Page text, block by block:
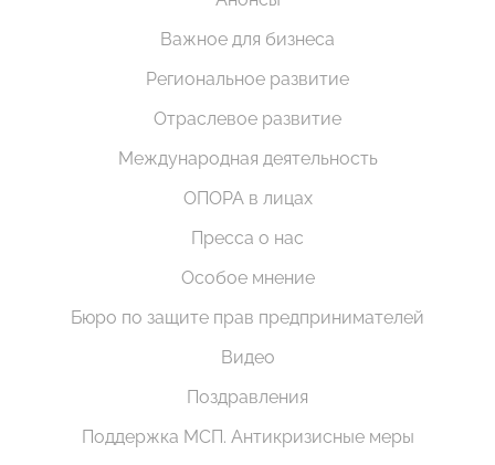
Важное для бизнеса
Региональное развитие
Отраслевое развитие
Международная деятельность
ОПОРА в лицах
Пресса о нас
Особое мнение
Бюро по защите прав предпринимателей
Видео
Поздравления
Поддержка МСП. Антикризисные меры